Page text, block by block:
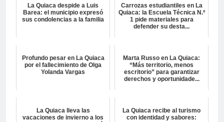
La Quiaca despide a Luis
Barea: el municipio expresó
sus condolencias a la familia
Carrozas estudiantiles en La
Quiaca: la Escuela Técnica N.º
1 pide materiales para
defender su desta...
Profundo pesar en La Quiaca
por el fallecimiento de Olga
Yolanda Vargas
Marta Russo en La Quiaca:
“Más territorio, menos
escritorio” para garantizar
derechos y oportunidade...
La Quiaca lleva las
vacaciones de invierno a los
La Quiaca recibe al turismo
con identidad y sabores: